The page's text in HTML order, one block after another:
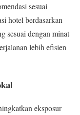
sesuai
hotel berdasarkan
sesuai dengan minat
lebih efisien
eksposur